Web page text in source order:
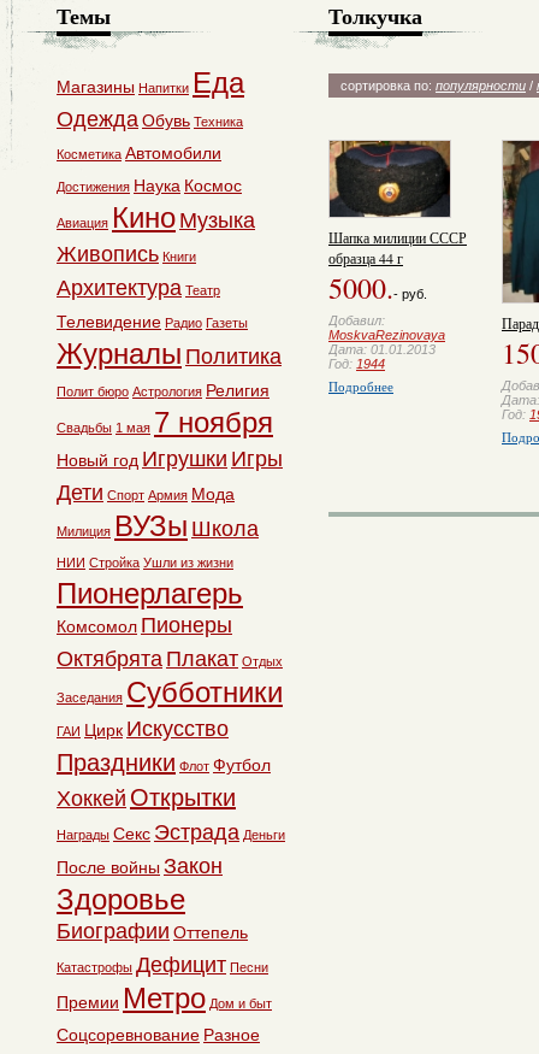
Толкучка
сортировка по: популярности /
Шапка милиции СССР
образца 44 г
5000.- руб.
Добавил:
MoskvaRezinovaya
Дата: 01.01.2013
Год: 1944
Подробнее
Год:
Темы
Магазины Напитки Еда
ОдеждаОбувь Техника
Косметика Автомобили
Достижения Наука Космос
Авиация Кино Музыка
Живопись Книги
Архитектура Театр
Телевидение Радио Газеты
Журналы Политика
Полит бюро Астрология Религия
Свадьбы 1 мая 7 ноября
Новый год Игрушки Игры
Дети Спорт Армия Мода
Милиция ВУЗы Школа
НИИ Стройка Ушли из жизни
Пионерлагерь
Комсомол Пионеры
Октябрята Плакат Отдых
Заседания Субботники
ГАИ Цирк Искусство
Праздники Флот Футбол
Хоккей Открытки
Награды Секс Эстрада Деньги
После войны Закон
Здоровье
Биографии Оттепель
Катастрофы Дефицит Песни
Премии Метро Дом и быт
Соцсоревнование Разное